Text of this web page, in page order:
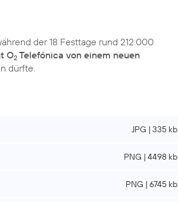
der 18 Festtage rund 212.000
O2 Telefónica von einem neuen
dürfte.
JPG | 335 kb
PNG | 4498 kb
PNG | 6745 kb